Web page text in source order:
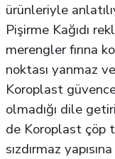
ürünleriyle
Pişirme Kağıdı
merengler fırına
noktası yanmaz
Koroplast
olmadığı dile
de Koroplast çöp
sızdırmaz